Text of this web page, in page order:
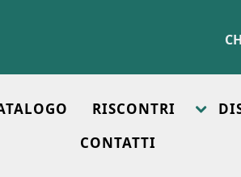
RISCONTRI
CONTATTI